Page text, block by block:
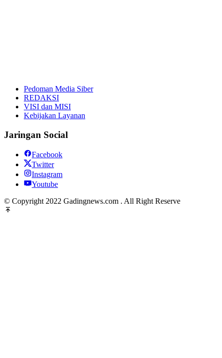
Pedoman Media Siber
REDAKSI
VISI dan MISI
Kebijakan Layanan
Jaringan Social
Facebook
Twitter
Instagram
Youtube
© Copyright 2022 Gadingnews.com . All Right Reserve